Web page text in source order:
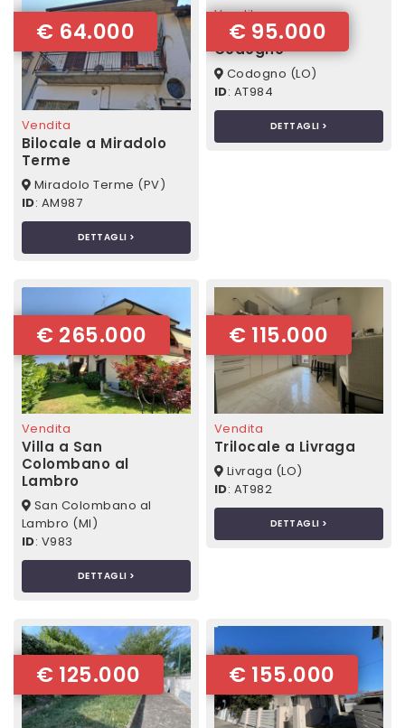
€ 64.000
Vendita
Bilocale a Miradolo
Terme
Miradolo Terme (PV)
ID: AM987
DETTAGLI >
€ 95.000
Vendita
Quadrilocale a
Codogno
Codogno (LO)
ID: AT984
DETTAGLI >
€ 265.000
Vendita
Villa a San
Colombano al
Lambro
San Colombano al
Lambro (MI)
ID: V983
DETTAGLI >
€ 115.000
Vendita
Trilocale a Livraga
Livraga (LO)
ID: AT982
DETTAGLI >
€ 125.000 € 155.000